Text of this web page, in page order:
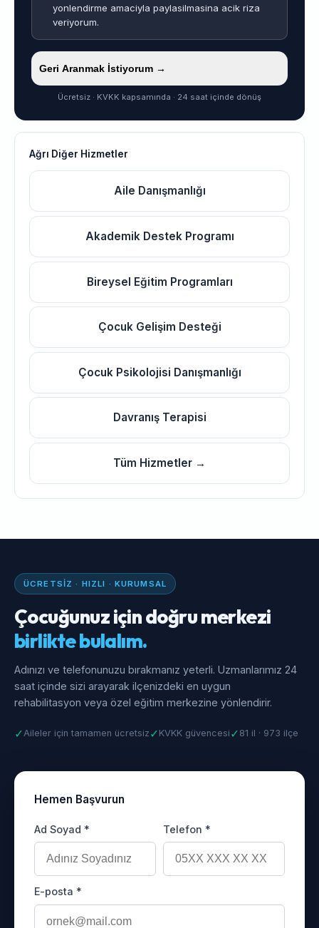
yonlendirme amaciyla paylasilmasina acik riza
veriyorum.
Geri Aranmak İstiyorum →
Ücretsiz · KVKK kapsamında · 24 saat içinde dönüş
Ağrı Diğer Hizmetler
Aile Danışmanlığı
Akademik Destek Programı
Bireysel Eğitim Programları
Çocuk Gelişim Desteği
Çocuk Psikolojisi Danışmanlığı
Davranış Terapisi
Tüm Hizmetler →
ÜCRETSIZ · HIZLI · KURUMSAL
Çocuğunuz için doğru merkezi
birlikte bulalım.
Adınızı ve telefonunuzu bırakmanız yeterli. Uzmanlarımız 24
saat içinde sizi arayarak ilçenizdeki en uygun
rehabilitasyon veya özel eğitim merkezine yönlendirir.
✓Aileler için tamamen ücretsiz ✓ KVKK güvencesi ✓ 81 il · 973 ilçe
Hemen Başvurun
Ad Soyad * Telefon *
E-posta *